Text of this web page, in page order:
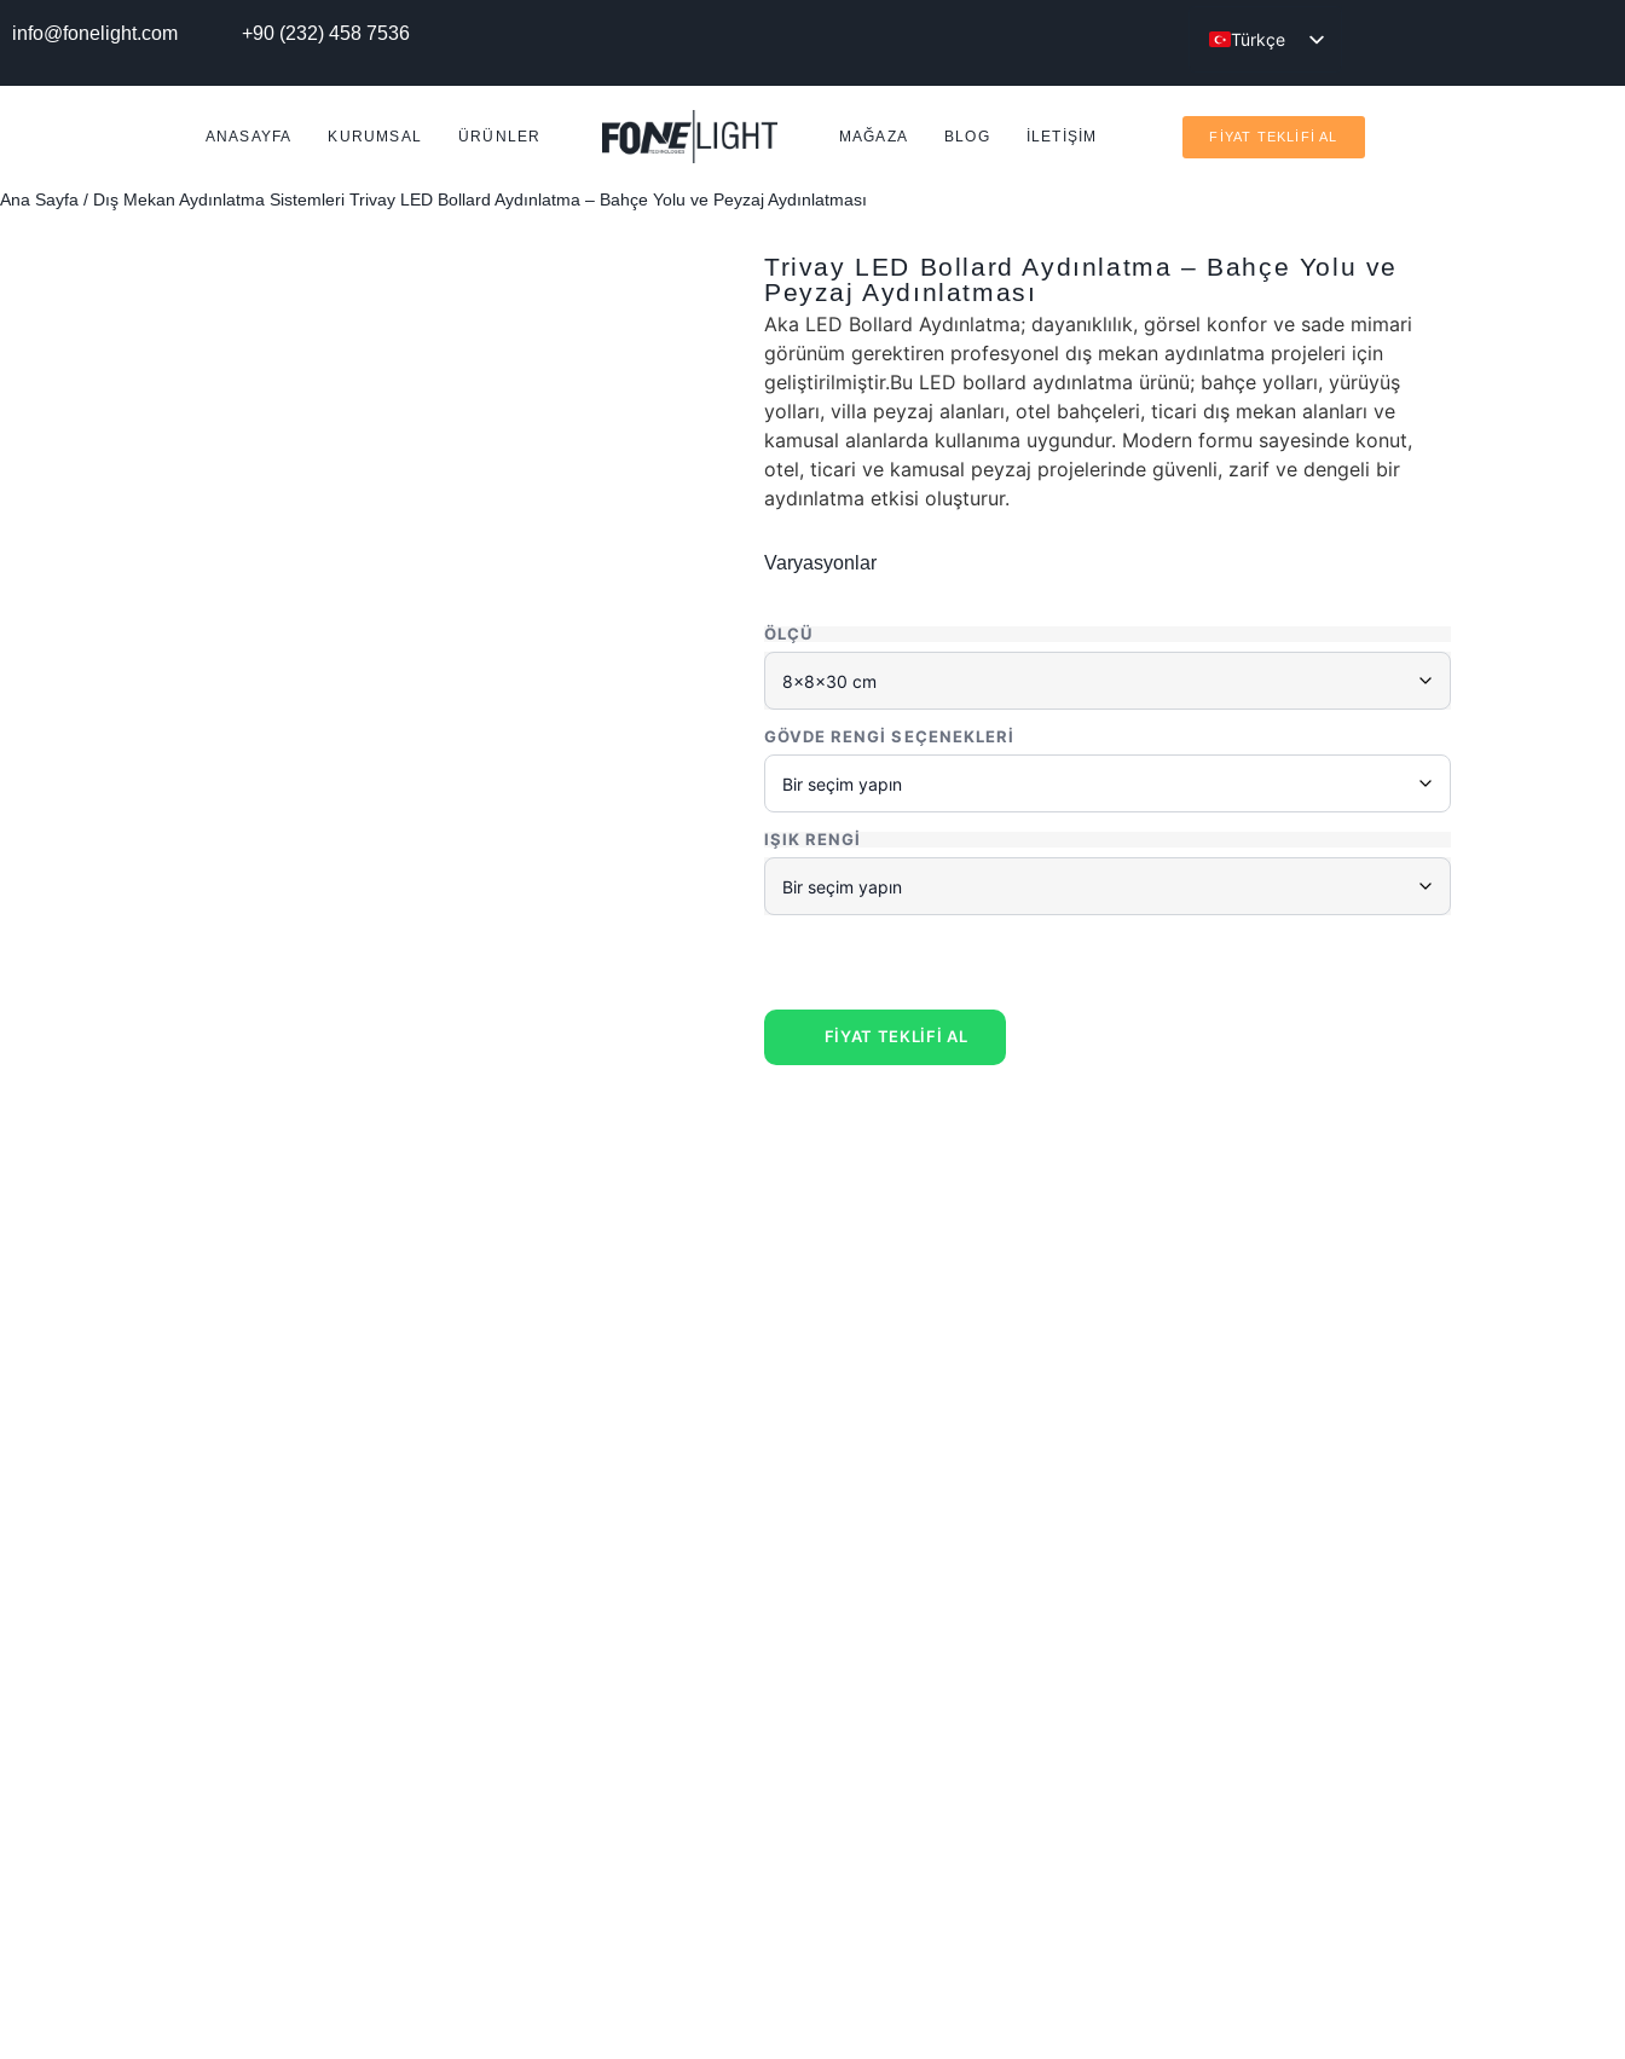
info@fonelight.com +90 (232) 458 7536
Türkçe
ANASAYFA KURUMSAL ÜRÜNLER MAĞAZA BLOG İLETIŞIM FİYAT TEKLİFİ AL
Ana Sayfa / Dış Mekan Aydınlatma Sistemleri Trivay LED Bollard Aydınlatma – Bahçe Yolu ve Peyzaj Aydınlatması
Trivay LED Bollard Aydınlatma – Bahçe Yolu ve
Peyzaj Aydınlatması
Aka LED Bollard Aydınlatma; dayanıklılık, görsel konfor ve sade mimari
görünüm gerektiren profesyonel dış mekan aydınlatma projeleri için
geliştirilmiştir.Bu LED bollard aydınlatma ürünü; bahçe yolları, yürüyüş
yolları, villa peyzaj alanları, otel bahçeleri, ticari dış mekan alanları ve
kamusal alanlarda kullanıma uygundur. Modern formu sayesinde konut,
otel, ticari ve kamusal peyzaj projelerinde güvenli, zarif ve dengeli bir
aydınlatma etkisi oluşturur.
Varyasyonlar
ÖLÇÜ
GÖVDE RENGI SEÇENEKLERI
IŞIK RENGI
FİYAT TEKLİFİ AL